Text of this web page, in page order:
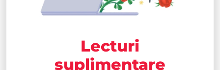
Lecturi
suplimentare